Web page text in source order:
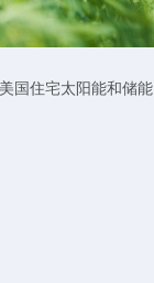
国住宅太阳能和储能